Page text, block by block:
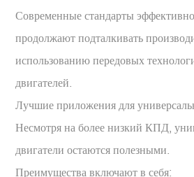
Современные стандарты
продолжают подталкивать
использованию передовых
двигателей.
Лучшие приложения для
Несмотря на более низкий КПД,
двигатели остаются полезными.
Преимущества включают в себя: